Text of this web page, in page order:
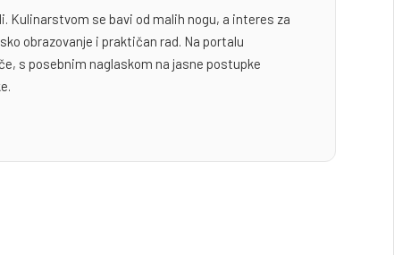
Kulinarstvom se bavi od malih nogu, a interes za
obrazovanje i praktičan rad. Na portalu
s posebnim naglaskom na jasne postupke